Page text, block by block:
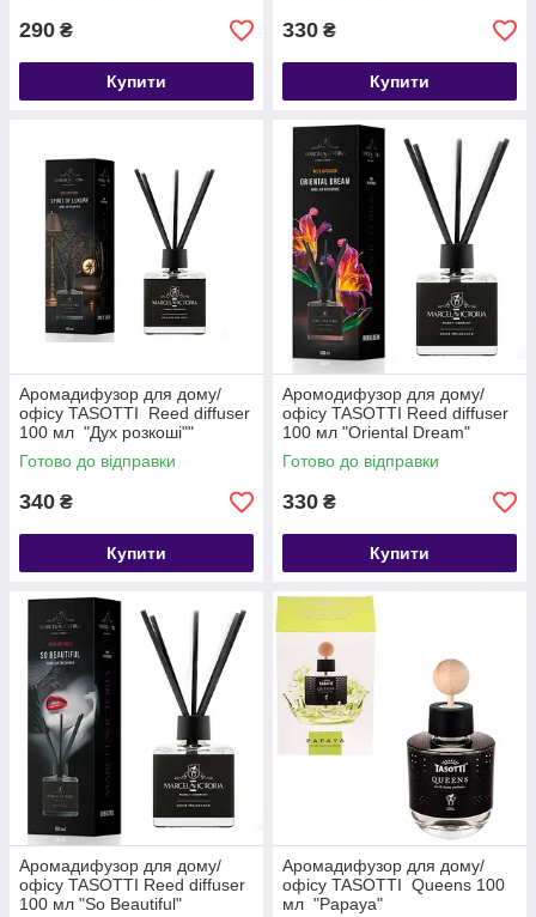
290 ₴
Купити
330 ₴
Купити
Аромадифузор для дому/
офісу TASOTTI Reed diffuser
100 мл "Дух розкоші""
Готово до відправки
340 ₴
Купити
Аромодифузор для дому/
офісу TASOTTI Reed diffuser
100 мл "Oriental Dream"
Готово до відправки
330 ₴
Купити
Аромадифузор для дому/
офісу TASOTTI Reed diffuser
100 мл "So Beautiful"
Аромадифузор для дому/
офісу TASOTTI Queens 100
мл "Papaya"